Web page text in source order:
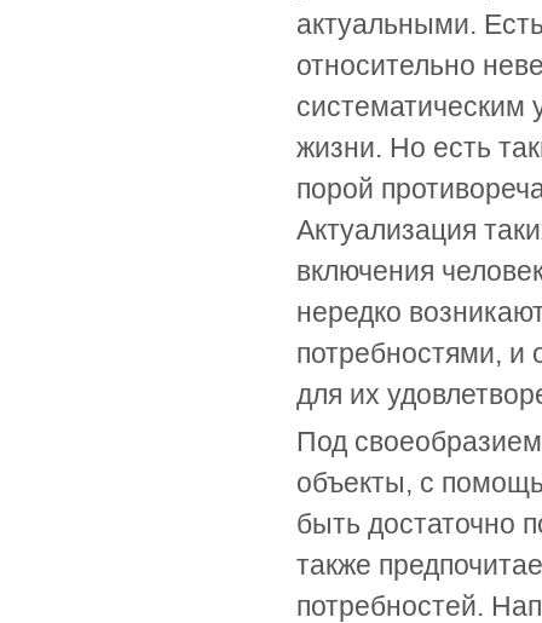
актуальными.
относительно
систематическим
жизни. Но есть
порой
Актуализация
включения
нередко
потребностями,
для их
Под
объекты, с
быть достаточно
также
потребностей.